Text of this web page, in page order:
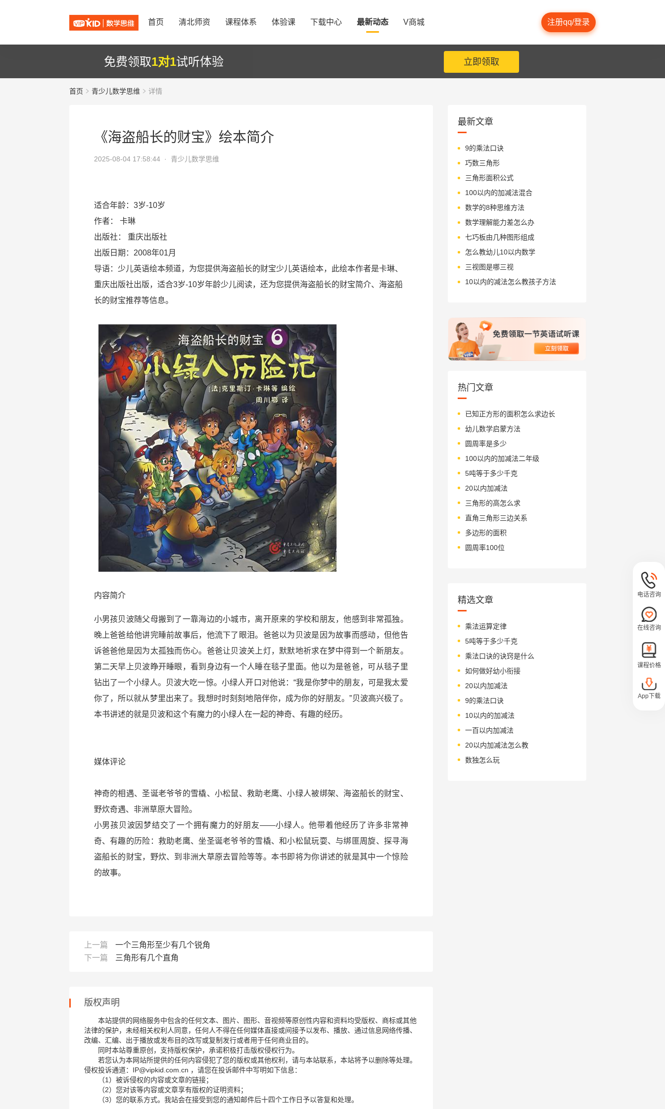
首页 清北师资 课程体系 体验课 下载中心 最新动态 V商城 注册qq/登录
免费领取1对1试听体验 立即领取
首页 青少儿数学思维 详情
《海盗船长的财宝》绘本简介
2025-08-04 17:58:44 · 青少儿数学思维
适合年龄：3岁-10岁
作者：
卡琳
出版社：
重庆出版社
出版日期：2008年01月
导语：少儿英语绘本频道，为您提供海盗船长的财宝少儿英语绘本，此绘本作者是卡琳、
重庆出版社出版，适合3岁-10岁年龄少儿阅读，还为您提供海盗船长的财宝简介、海盗船
长的财宝推荐等信息。
内容简介
小男孩贝波随父母搬到了一靠海边的小城市，离开原来的学校和朋友，他感到非常孤独。
晚上爸爸给他讲完睡前故事后，他流下了眼泪。爸爸以为贝波是因为故事而感动，但他告
诉爸爸他是因为太孤独而伤心。爸爸让贝波关上灯，默默地祈求在梦中得到一个新朋友。
第二天早上贝波睁开睡眼，看到身边有一个人睡在毯子里面。他以为是爸爸，可从毯子里
钻出了一个小绿人。贝波大吃一惊。小绿人开口对他说：“我是你梦中的朋友，可是我太爱
你了，所以就从梦里出来了。我想时时刻刻地陪伴你，成为你的好朋友。”贝波高兴极了。
本书讲述的就是贝波和这个有魔力的小绿人在一起的神奇、有趣的经历。
媒体评论
神奇的相遇、圣诞老爷爷的雪橇、小松鼠、救助老鹰、小绿人被绑架、海盗船长的财宝、
野炊奇遇、非洲草原大冒险。
小男孩贝波因梦结交了一个拥有魔力的好朋友——小绿人。他带着他经历了许多非常神
奇、有趣的历险：救助老鹰、坐圣诞老爷爷的雪橇、和小松鼠玩耍、与绑匪周旋、探寻海
盗船长的财宝，野炊、到非洲大草原去冒险等等。本书即将为你讲述的就是其中一个惊险
的故事。
上一篇
一个三角形至少有几个锐角
下一篇
三角形有几个直角
版权声明
本站提供的网络服务中包含的任何文本、图片、图形、音视频等原创性内容和资料均受版权、商标或其他
法律的保护，未经相关权利人同意，任何人不得在任何媒体直接或间接予以发布、播放、通过信息网络传播、
改编、汇编、出于播放或发布目的改写或复制发行或者用于任何商业目的。
同时本站尊重原创，支持版权保护，承诺积极打击版权侵权行为。
若您认为本网站所提供的任何内容侵犯了您的版权或其他权利，请与本站联系，本站将予以删除等处理。
侵权投诉通道：IP@vipkid.com.cn ，请您在投诉邮件中写明如下信息：
（1）被诉侵权的内容或文章的链接；
（2）您对该等内容或文章享有版权的证明资料；
（3）您的联系方式。我站会在接受到您的通知邮件后十四个工作日予以答复和处理。
最新文章
9的乘法口诀
巧数三角形
三角形面积公式
100以内的加减法混合
数学的8种思维方法
数学理解能力差怎么办
七巧板由几种图形组成
怎么教幼儿10以内数学
三视图是哪三视
10以内的减法怎么教孩子方法
热门文章
已知正方形的面积怎么求边长
幼儿数学启蒙方法
圆周率是多少
100以内的加减法二年级
5吨等于多少千克
20以内加减法
三角形的高怎么求
直角三角形三边关系
多边形的面积
圆周率100位
精选文章
乘法运算定律
5吨等于多少千克
乘法口诀的诀窍是什么
如何做好幼小衔接
20以内加减法
9的乘法口诀
10以内的加减法
一百以内加减法
20以内加减法怎么教
数独怎么玩
电话咨询
在线咨询
课程价格
App下载